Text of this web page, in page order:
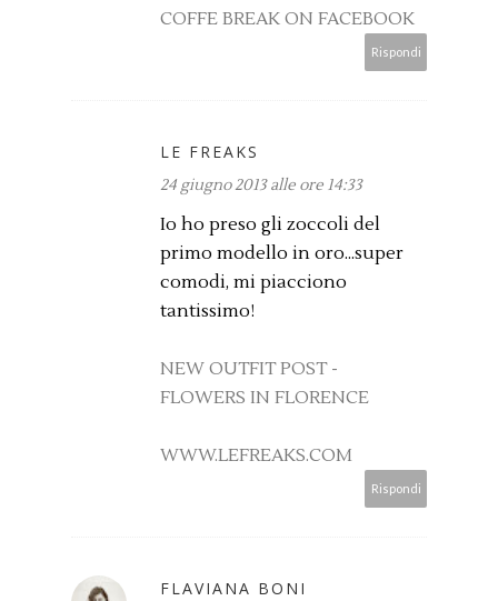
COFFE BREAK ON FACEBOOK
Rispondi
LE FREAKS
24 giugno 2013 alle ore 14:33
Io ho preso gli zoccoli del
primo modello in oro...super
comodi, mi piacciono
tantissimo!
NEW OUTFIT POST -
FLOWERS IN FLORENCE
WWW.LEFREAKS.COM
Rispondi
FLAVIANA BONI